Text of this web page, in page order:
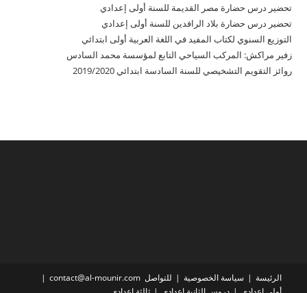
تحضير درس حضارة مصر القديمة للسنة أولى إعدادي
تحضير درس حضارة بلاد الرافدين للسنة أولى إعدادي
التوزيع السنوي لكتاب المفيد في اللغة العربية أولى ابتدائي
زفير مراكش: المركب السياحي التابع لمؤسسة محمد السادس
روائز التقويم التشخيصي للسنة السادسة ابتدائي 2019/2020
الرئيسة سياسة الخصوصية
للتواصل contact@al-mounir.com